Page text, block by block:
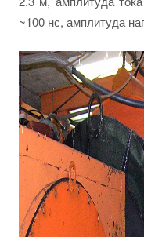
~100 нс, амплитуда